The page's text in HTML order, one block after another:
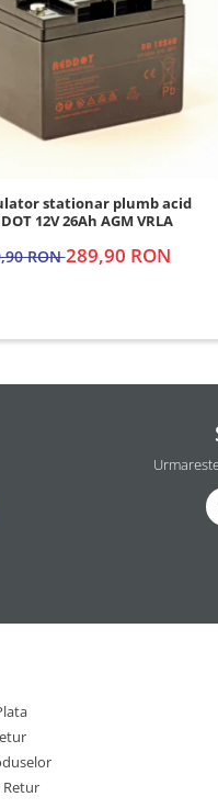
stationar plumb acid
12V 26Ah AGM VRLA
RON289,90 RON
Retur